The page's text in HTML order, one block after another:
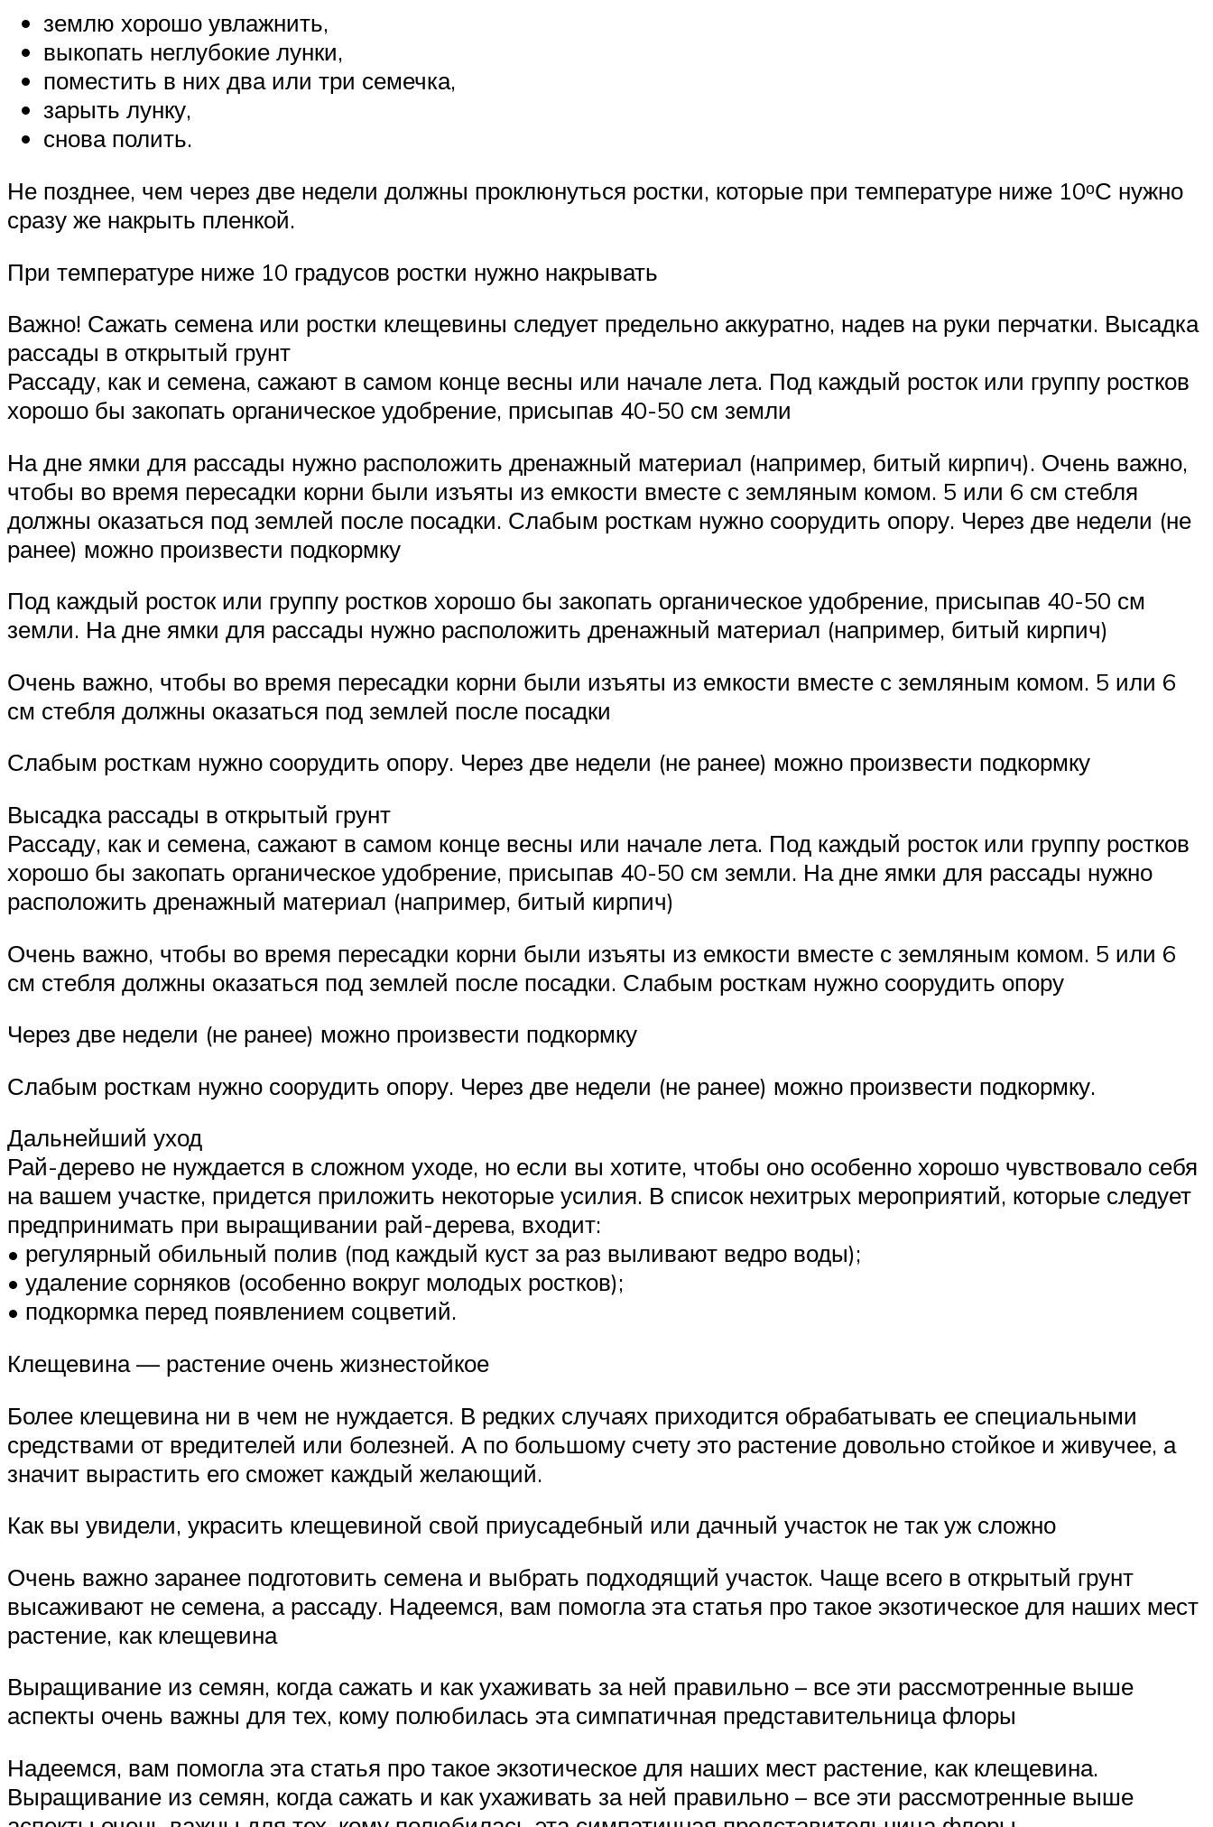
землю хорошо увлажнить,
выкопать неглубокие лунки,
поместить в них два или три семечка,
зарыть лунку,
снова полить.
Не позднее, чем через две недели должны проклюнуться ростки, которые при температуре ниже 10ᵒС нужно
сразу же накрыть пленкой.
При температуре ниже 10 градусов ростки нужно накрывать
Важно! Сажать семена или ростки клещевины следует предельно аккуратно, надев на руки перчатки. Высадка
рассады в открытый грунт
Рассаду, как и семена, сажают в самом конце весны или начале лета. Под каждый росток или группу ростков
хорошо бы закопать органическое удобрение, присыпав 40-50 см земли
На дне ямки для рассады нужно расположить дренажный материал (например, битый кирпич). Очень важно,
чтобы во время пересадки корни были изъяты из емкости вместе с земляным комом. 5 или 6 см стебля
должны оказаться под землей после посадки. Слабым росткам нужно соорудить опору. Через две недели (не
ранее) можно произвести подкормку
Под каждый росток или группу ростков хорошо бы закопать органическое удобрение, присыпав 40-50 см
земли. На дне ямки для рассады нужно расположить дренажный материал (например, битый кирпич)
Очень важно, чтобы во время пересадки корни были изъяты из емкости вместе с земляным комом. 5 или 6
см стебля должны оказаться под землей после посадки
Слабым росткам нужно соорудить опору. Через две недели (не ранее) можно произвести подкормку
Высадка рассады в открытый грунт
Рассаду, как и семена, сажают в самом конце весны или начале лета. Под каждый росток или группу ростков
хорошо бы закопать органическое удобрение, присыпав 40-50 см земли. На дне ямки для рассады нужно
расположить дренажный материал (например, битый кирпич)
Очень важно, чтобы во время пересадки корни были изъяты из емкости вместе с земляным комом. 5 или 6
см стебля должны оказаться под землей после посадки. Слабым росткам нужно соорудить опору
Через две недели (не ранее) можно произвести подкормку
Слабым росткам нужно соорудить опору. Через две недели (не ранее) можно произвести подкормку.
Дальнейший уход
Рай-дерево не нуждается в сложном уходе, но если вы хотите, чтобы оно особенно хорошо чувствовало себя
на вашем участке, придется приложить некоторые усилия. В список нехитрых мероприятий, которые следует
предпринимать при выращивании рай-дерева, входит:
• регулярный обильный полив (под каждый куст за раз выливают ведро воды);
• удаление сорняков (особенно вокруг молодых ростков);
• подкормка перед появлением соцветий.
Клещевина — растение очень жизнестойкое
Более клещевина ни в чем не нуждается. В редких случаях приходится обрабатывать ее специальными
средствами от вредителей или болезней. А по большому счету это растение довольно стойкое и живучее, а
значит вырастить его сможет каждый желающий.
Как вы увидели, украсить клещевиной свой приусадебный или дачный участок не так уж сложно
Очень важно заранее подготовить семена и выбрать подходящий участок. Чаще всего в открытый грунт
высаживают не семена, а рассаду. Надеемся, вам помогла эта статья про такое экзотическое для наших мест
растение, как клещевина
Выращивание из семян, когда сажать и как ухаживать за ней правильно – все эти рассмотренные выше
аспекты очень важны для тех, кому полюбилась эта симпатичная представительница флоры
Надеемся, вам помогла эта статья про такое экзотическое для наших мест растение, как клещевина.
Выращивание из семян, когда сажать и как ухаживать за ней правильно – все эти рассмотренные выше